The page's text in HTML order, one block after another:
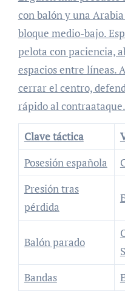
con balón y una
bloque medio-bajo.
pelota con paciencia,
espacios entre líneas.
cerrar el centro,
rápido al contraataque.
Clave táctica
Posesión española
Presión tras
pérdida
Balón parado
Bandas